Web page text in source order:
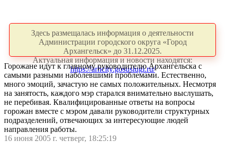
Здесь размещалась информация о деятельности
Администрации городского округа «Город
Архангельск» до 31.12.2025.
Актуальная информация и новости находятся:
https://arhcity.gosuslugi.ru/
Горожане идут к главному руководителю Архангельска с
самыми разными наболевшими проблемами. Естественно,
много эмоций, зачастую не самых положительных. Несмотря
на занятость, каждого мэр старался внимательно выслушать,
не перебивая. Квалифицированные ответы на вопросы
горожан вместе с мэром давали руководители структурных
подразделений, отвечающих за интересующие людей
направления работы.
16 июня 2005 г. четверг, 18:25:19